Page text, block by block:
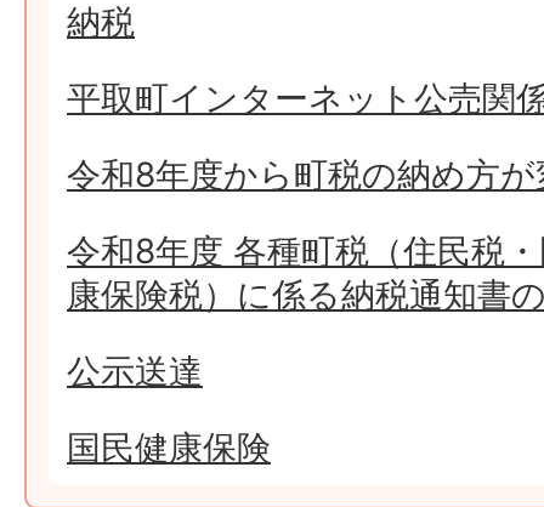
納税
平取町インターネット公売関
令和8年度から町税の納め方
令和8年度 各種町税（住民税
康保険税）に係る納税通知書
公示送達
国民健康保険